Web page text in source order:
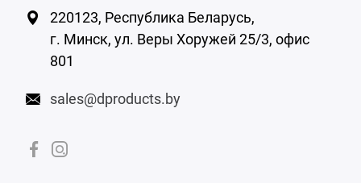
220123, Республика Беларусь,
г. Минск, ул. Веры Хоружей 25/3, офис
801
sales@dproducts.by